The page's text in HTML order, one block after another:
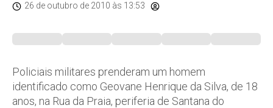
26 de outubro de 2010 às 13:53
Policiais militares prenderam um homem
identificado como Geovane Henrique da Silva, de 18
anos, na Rua da Praia, periferia de Santana do